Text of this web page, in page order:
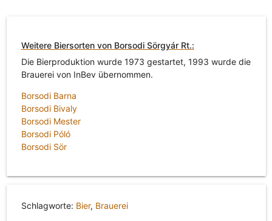
Weitere Biersorten von Borsodi Sörgyár Rt.:
Die Bierproduktion wurde 1973 gestartet, 1993 wurde die
Brauerei von InBev übernommen.
Borsodi Barna
Borsodi Bivaly
Borsodi Mester
Borsodi Póló
Borsodi Sör
Schlagworte: Bier, Brauerei